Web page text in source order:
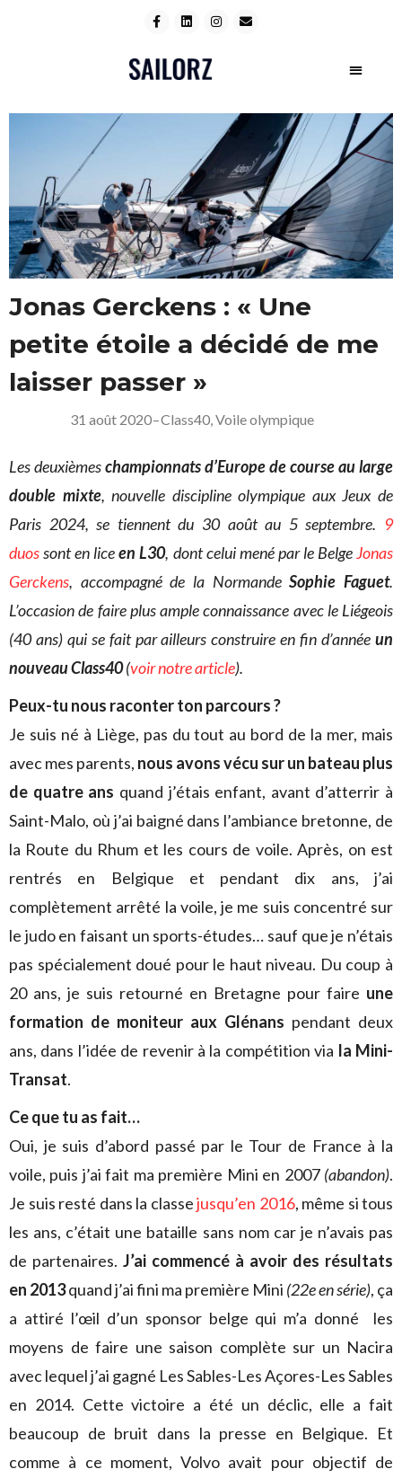
Jonas Gerckens : « Une
petite étoile a décidé de me
laisser passer »
31 août 2020–Class40,Voile olympique
Les deuxièmeschampionnats d’Europe de course au large
double mixte, nouvelle discipline olympique aux Jeux de
Paris 2024, se tiennent du 30 août au 5 septembre. 9
duossont en liceen L30, dont celui mené par le BelgeJonas
Gerckens, accompagné de la NormandeSophie Faguet.
L’occasion de faire plus ample connaissance avec le Liégeois
(40 ans) qui se fait par ailleurs construire en fin d’année un
nouveau Class40(voir notre article).
Peux-tu nous raconter ton parcours ?
Je suis né à Liège, pas du tout au bord de la mer, mais
avec mes parents, nous avons vécu sur un bateau plus
de quatre ans quand j’étais enfant, avant d’atterrir à
Saint-Malo, où j’ai baigné dans l’ambiance bretonne, de
la Route du Rhum et les cours de voile. Après, on est
rentrés en Belgique et pendant dix ans, j’ai
complètement arrêté la voile, je me suis concentré sur
le judo en faisant un sports-études… sauf que je n’étais
pas spécialement doué pour le haut niveau. Du coup à
20 ans, je suis retourné en Bretagne pour faire une
formation de moniteur aux Glénans pendant deux
ans, dans l’idée de revenir à la compétition via la Mini-
Transat.
Ce que tu as fait…
Oui, je suis d’abord passé par le Tour de France à la
voile, puis j’ai fait ma première Mini en 2007 (abandon).
Je suis resté dans la classejusqu’en 2016, même si tous
les ans, c’était une bataille sans nom car je n’avais pas
de partenaires. J’ai commencé à avoir des résultats
en 2013quand j’ai fini ma première Mini (22e en série), ça
a attiré l’œil d’un sponsor belge qui m’a donné les
moyens de faire une saison complète sur un Nacira
avec lequel j’ai gagné Les Sables-Les Açores-Les Sables
en 2014. Cette victoire a été un déclic, elle a fait
beaucoup de bruit dans la presse en Belgique. Et
comme à ce moment, Volvo avait pour objectif de